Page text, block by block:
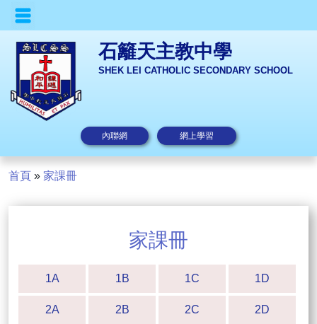
石籬天主教中學
SHEK LEI CATHOLIC SECONDARY SCHOOL
內聯網 網上學習
首頁 » 家課冊
家課冊
1A 1B 1C 1D
2A 2B 2C 2D